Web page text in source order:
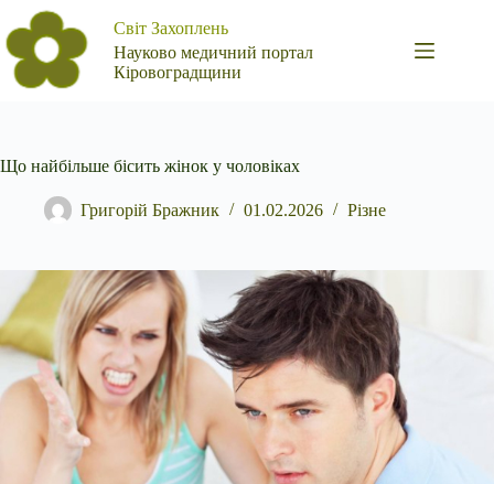
Перейти
до
вмісту
Світ Захоплень
Науково медичний портал
Кіровоградщини
Що найбільше бісить жінок у чоловіках
Григорій Бражник 01.02.2026 Різне